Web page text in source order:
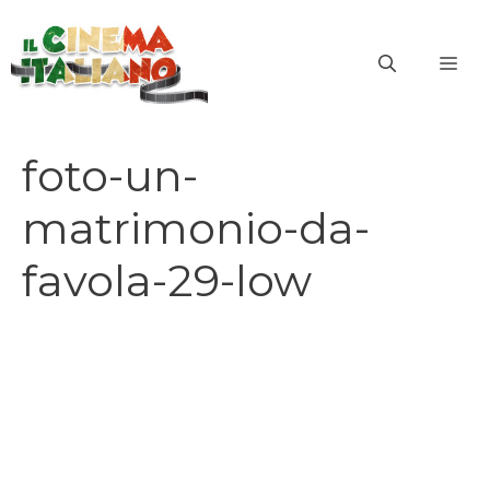
contenuto
foto-un-
matrimonio-da-
favola-29-low